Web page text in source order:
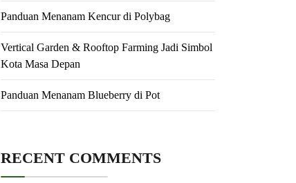
Panduan Menanam Kencur di Polybag
Vertical Garden & Rooftop Farming Jadi Simbol
Kota Masa Depan
Panduan Menanam Blueberry di Pot
RECENT COMMENTS